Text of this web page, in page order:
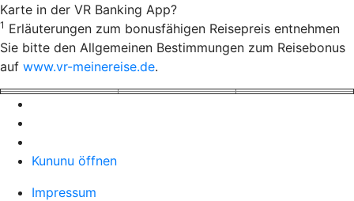
Karte in der VR Banking App?
1 Erläuterungen zum bonusfähigen Reisepreis entnehmen
Sie bitte den Allgemeinen Bestimmungen zum Reisebonus
auf www.vr-meinereise.de.
Kununu öffnen
Impressum